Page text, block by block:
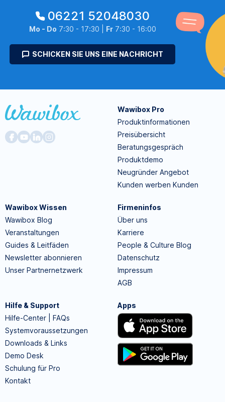
06221 52048030
Mo - Do 7:30 - 17:30 | Fr7:30 - 16:00
SCHICKEN SIE UNS EINE NACHRICHT
Wawibox Pro
Produktinformationen
Preisübersicht
Beratungsgespräch
Produktdemo
Neugründer Angebot
Kunden werben Kunden
Wawibox Wissen
Wawibox Blog
Veranstaltungen
Guides & Leitfäden
Newsletter abonnieren
Unser Partnernetzwerk
Firmeninfos
Über uns
Karriere
People & Culture Blog
Datenschutz
Impressum
AGB
Hilfe & Support
Hilfe-Center | FAQs
Systemvoraussetzungen
Downloads & Links
Demo Desk
Schulung für Pro
Kontakt
Apps